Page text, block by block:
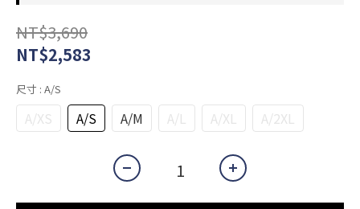
NT$3,690
NT$2,583
尺寸 : A/S
A/XS A/S A/M A/L A/XL A/2XL